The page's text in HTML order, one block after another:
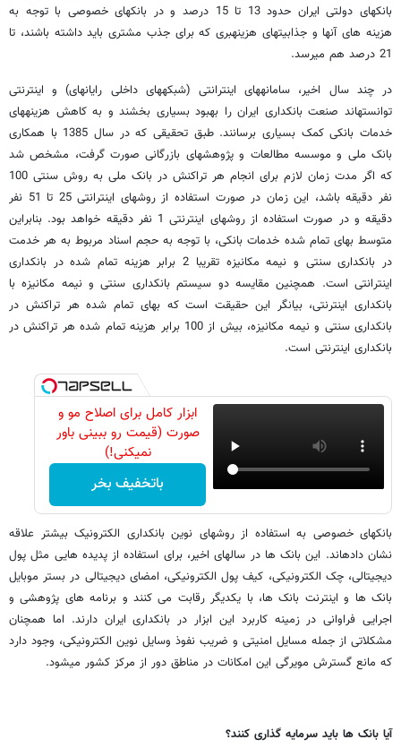
بانکهای دولتی ایران حدود 13 تا 15 درصد و در بانکهای خصوصی با توجه به
هزینه­ های آنها و جذابیتهای هزینه­بری که برای جذب مشتری باید داشته باشند، تا
21 درصد هم می­رسد.
در چند سال اخیر، سامانه­های اینترانتی (شبکه­های داخلی رایانه­ای) و اینترنتی
توانسته­اند صنعت بانکداری ایران را بهبود بسیاری بخشند و به کاهش هزینه­های
خدمات بانکی کمک بسیاری برسانند. طبق تحقیقی که در سال 1385 با همکاری
بانک ملی و موسسه مطالعات و پژوهشهای بازرگانی صورت گرفت، مشخص شد
که اگر مدت زمان لازم برای انجام هر تراکنش در بانک ملی به روش سنتی 100
نفر دقیقه باشد، این زمان در صورت استفاده از روشهای اینترانتی 25 تا 51 نفر
دقیقه و در صورت استفاده از روشهای اینترنتی 1 نفر دقیقه خواهد بود. بنابراین
متوسط بهای تمام شده خدمات بانکی، با توجه به حجم اسناد مربوط به هر خدمت
در بانکداری سنتی و نیمه مکانیزه تقریبا 2 برابر هزینه تمام شده در بانکداری
اینترانتی است. همچنین مقایسه دو سیستم بانکداری سنتی و نیمه مکانیزه با
بانکداری اینترنتی، بیانگر این حقیقت است که بهای تمام شده هر تراکنش در
بانکداری سنتی و نیمه مکانیزه، بیش از 100 برابر هزینه تمام شده هر تراکنش در
بانکداری اینترنتی است.
ابزار کامل برای اصلاح مو و
صورت (قیمت رو ببینی باور
نمیکنی!)
باتخفیف بخر
بانکهای خصوصی به استفاده از روشهای نوین بانکداری الکترونیک بیشتر علاقه
نشان داده­اند. این بانک ها در سالهای اخیر، برای استفاده از پدیده­ هایی مثل پول
دیجیتالی، چک الکترونیکی، کیف پول الکترونیکی، امضای دیجیتالی در بستر موبایل
بانک ها و اینترنت بانک ها، با یکدیگر رقابت می­ کنند و برنامه­ های پژوهشی و
اجرایی فراوانی در زمینه کاربرد این ابزار در بانکداری ایران دارند. اما همچنان
مشکلاتی از جمله مسایل امنیتی و ضریب نفوذ وسایل نوین الکترونیکی، وجود دارد
که مانع گسترش مویرگی این امکانات در مناطق دور از مرکز کشور می­شود.
آیا بانک ها باید سرمایه­ گذاری کنند؟